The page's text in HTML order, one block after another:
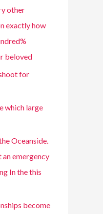
other
exactly how
beloved
for
which large
Oceanside.
emergency
In the this
become